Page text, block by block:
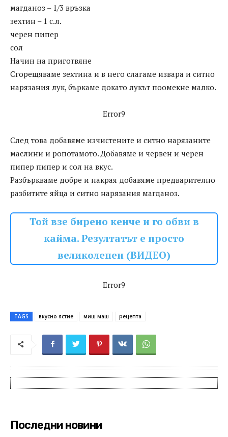
магданоз – 1/3 връзка
зехтин – 1 с.л.
черен пипер
сол
Начин на приготвяне
Сгорещяваме зехтина и в него слагаме извара и ситно
нарязания лук, бъркаме докато лукът поомекне малко.
Error9
След това добавяме изчистените и ситно нарязаните
маслини и ропотамото. Добавяме и червен и черен
пипер пипер и сол на вкус.
Разбъркваме добре и накрая добавяме предварително
разбитите яйца и ситно нарязания магданоз.
Той взе бирено кенче и го обви в
кайма. Резултатът е просто
великолепен (ВИДЕО)
Error9
TAGS вкусно ястие миш маш рецепта
Последни новини